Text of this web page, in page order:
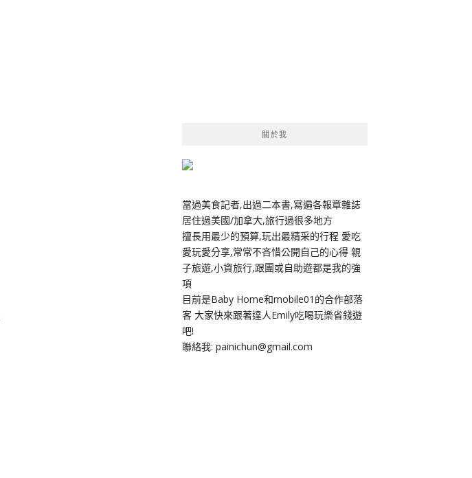
關於我
當過美食記者,出過二本書,寫遍各報章雜誌
居住過美國/加拿大,旅行過很多地方
擅長用最少的預算,玩出最精采的行程 愛吃
愛玩愛分享,常常不吝惜公開自己的心得 親
子旅遊,小資旅行,跟團或自助遊都是我的強
項
目前是Baby Home和mobile01的合作部落
客 大家快來跟著達人Emily吃喝玩樂省錢遊
吧!
聯絡我: painichun@gmail.com